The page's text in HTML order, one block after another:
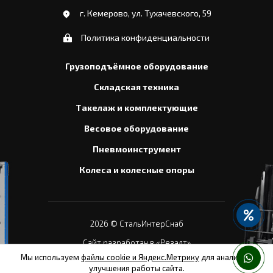
г. Кемерово, ул. Тухачевского, 59
Политика конфиденциальности
Грузоподъёмное оборудование
Складская техника
Такелаж и комплектующие
Весовое оборудование
Пневмоинструмент
Колеса и колесные опоры
2026 © СтальИнтерСнаб
Сайт разработан в «Резалт»
Мы используем файлы cookie и Яндекс.Метрику для анализа и
улучшения работы сайта.